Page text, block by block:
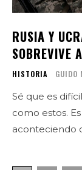
RUSIA Y
SOBREVIVE
HISTORIA GUIDO
Sé que es
como estos.
aconteciendo